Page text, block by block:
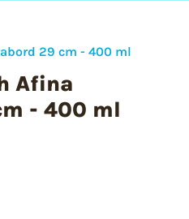
29 cm - 400 ml
Afina
- 400 ml